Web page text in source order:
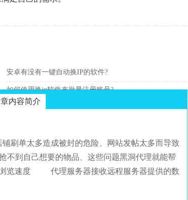
安卓有没有一键自动换IP的软件?
如何使用换ip软件来批量注册账号?
内容简介
刷单太多造成被封的危险、网站发帖太多而导致
不到自己想要的物品、这些问题黑洞代理就能帮
速度 代理服务器接收远程服务器提供的数